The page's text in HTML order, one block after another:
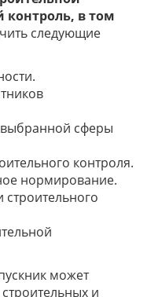
контроль, в том
следующие
сферы
контроля.
нормирование.
может
и